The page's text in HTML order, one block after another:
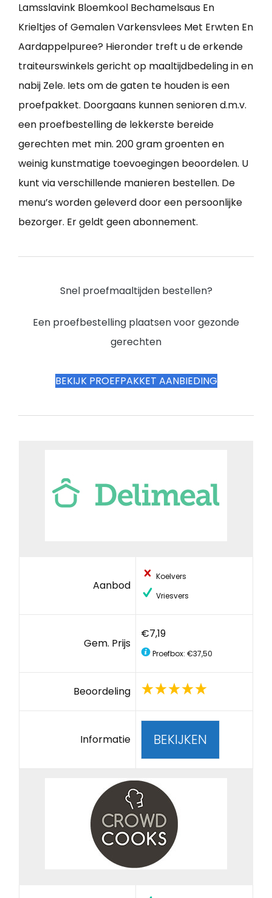
Lamsslavink Bloemkool Bechamelsaus En
Krieltjes of Gemalen Varkensvlees Met Erwten En
Aardappelpuree? Hieronder treft u de erkende
traiteurswinkels gericht op maaltijdbedeling in en
nabij Zele. Iets om de gaten te houden is een
proefpakket. Doorgaans kunnen senioren d.m.v.
een proefbestelling de lekkerste bereide
gerechten met min. 200 gram groenten en
weinig kunstmatige toevoegingen beoordelen. U
kunt via verschillende manieren bestellen. De
menu’s worden geleverd door een persoonlijke
bezorger. Er geldt geen abonnement.
Snel proefmaaltijden bestellen?
Een proefbestelling plaatsen voor gezonde
gerechten
BEKIJK PROEFPAKKET AANBIEDING
Aanbod
Koelvers
Vriesvers
Gem. Prijs
€7,19
Proefbox: €37,50
Beoordeling
Informatie BEKIJKEN